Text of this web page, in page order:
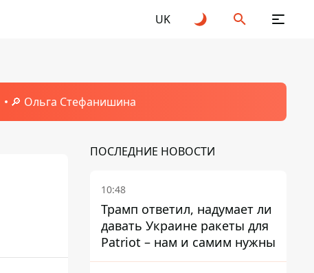
UK
🔎 Ольга Стефанишина
ПОСЛЕДНИЕ НОВОСТИ
10:48
Трамп ответил, надумает ли
давать Украине ракеты для
Patriot – нам и самим нужны